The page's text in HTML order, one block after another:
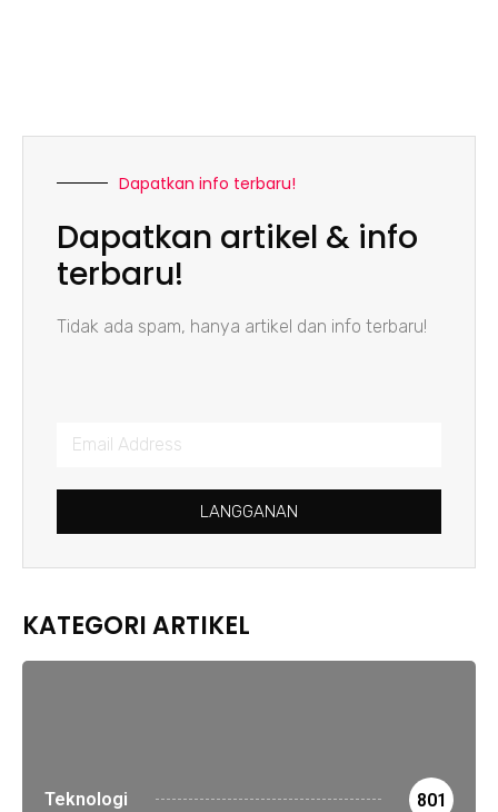
Dapatkan info terbaru!
Dapatkan artikel & info
terbaru!
Tidak ada spam, hanya artikel dan info terbaru!
LANGGANAN
KATEGORI ARTIKEL
Teknologi 801